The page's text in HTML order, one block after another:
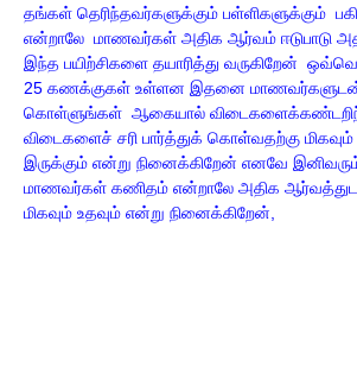
தங்கள் தெரிந்தவர்களுக்கும் பள்ளிகளுக்கும்
என்றாலே மாணவர்கள் அதிக ஆர்வம் ஈடுபாடு
இந்த பயிற்சிகளை தயாரித்து வருகிறேன்
25 கணக்குகள் உள்ளன இதனை மாணவர்களுடன்
கொள்ளுங்கள் ஆகையால்
விடைகளைச் சரி பார்த்துக் கொள்வதற்கு
இருக்கும் என்று நினைக்கிறேன் எனவே
மாணவர்கள் கணிதம் என்றாலே அதிக
மிகவும் உதவும் என்று நினைக்கிறேன்,